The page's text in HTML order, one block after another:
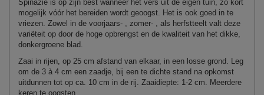
Spinazie is op zijn best wanneer het vers uit de eigen tuin, zo kort
mogelijk vóór het bereiden wordt geoogst. Het is ook goed in te
vriezen. Zowel in de voorjaars- , zomer- , als herfstteelt valt deze
variëteit op door de hoge opbrengst en de kwaliteit van het dikke,
donkergroene blad.
Zaai in rijen, op 25 cm afstand van elkaar, in een losse grond. Leg
om de 3 à 4 cm een zaadje, bij een te dichte stand na opkomst
uitdunnen tot op ca. 10 cm in de rij. Zaaidiepte: 1‑2 cm. Meerdere
keren te oogsten.